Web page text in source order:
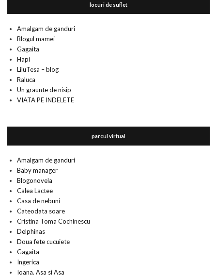
locuri de suflet
Amalgam de ganduri
Blogul mamei
Gagaita
Hapi
LiluTesa – blog
Raluca
Un graunte de nisip
VIATA PE INDELETE
parcul virtual
Amalgam de ganduri
Baby manager
Blogonovela
Calea Lactee
Casa de nebuni
Cateodata soare
Cristina Toma Cochinescu
Delphinas
Doua fete cucuiete
Gagaita
Ingerica
Ioana. Asa si Asa